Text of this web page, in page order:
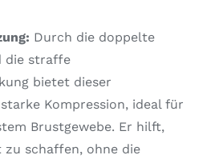
Durch die doppelte
die straffe
bietet dieser
Kompression, ideal für
Brustgewebe. Er hilft,
zu schaffen, ohne die